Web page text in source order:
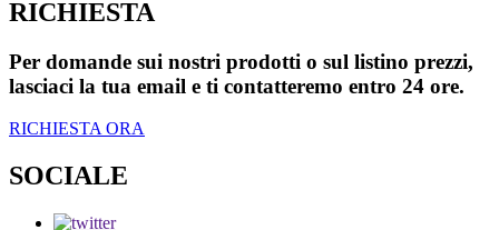
RICHIESTA
Per domande sui nostri prodotti o sul listino prezzi,
lasciaci la tua email e ti contatteremo entro 24 ore.
RICHIESTA ORA
SOCIALE